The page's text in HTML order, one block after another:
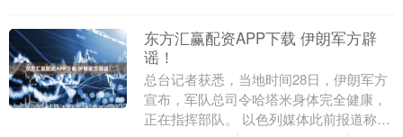
东方汇赢配资APP下载 伊朗军方辟
谣！
总台记者获悉，当地时间28日，伊朗军方
宣布，军队总司令哈塔米身体完全健康，
正在指挥部队。 以色列媒体此前报道称，